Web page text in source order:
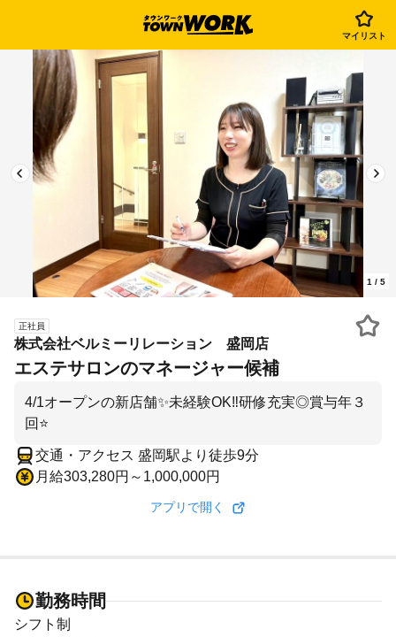
マイリスト
1 / 5
正社員
株式会社ベルミーリレーション 盛岡店
エステサロンのマネージャー候補
4/1オープンの新店舗✨未経験OK‼研修充実◎賞与年３
回⭐
交通・アクセス 盛岡駅より徒歩9分
月給303,280円～1,000,000円
アプリで開く
勤務時間
シフト制